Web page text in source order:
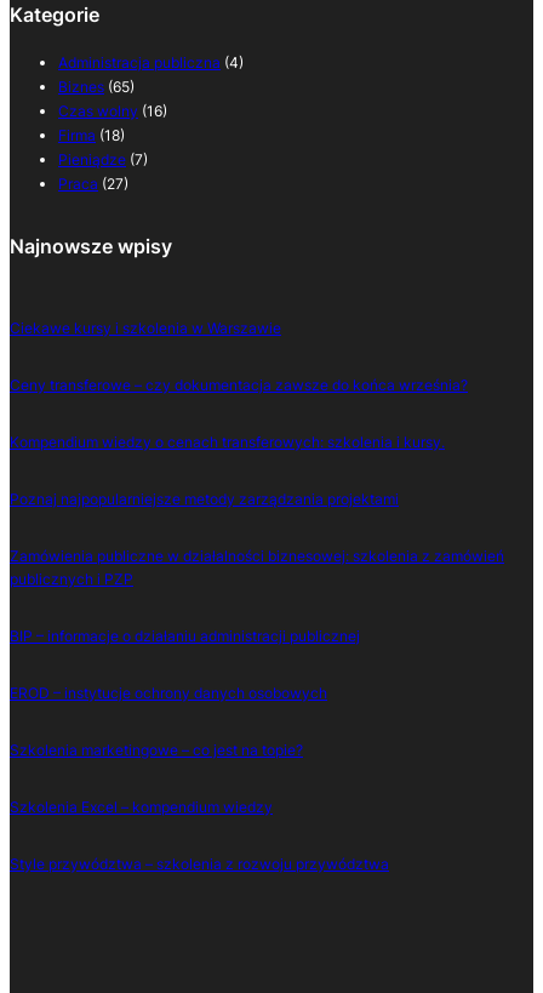
Kategorie
Administracja publiczna (4)
Biznes (65)
Czas wolny (16)
Firma (18)
Pieniądze (7)
Praca (27)
Najnowsze wpisy
Ciekawe kursy i szkolenia w Warszawie
Ceny transferowe – czy dokumentacja zawsze do końca września?
Kompendium wiedzy o cenach transferowych: szkolenia i kursy.
Poznaj najpopularniejsze metody zarządzania projektami
Zamówienia publiczne w działalności biznesowej: szkolenia z zamówień
publicznych i PZP
BIP – informacje o działaniu administracji publicznej
EROD – instytucje ochrony danych osobowych
Szkolenia marketingowe – co jest na topie?
Szkolenia Excel – kompendium wiedzy
Style przywództwa – szkolenia z rozwoju przywództwa